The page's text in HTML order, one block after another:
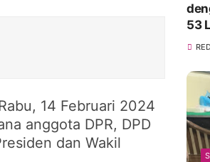
14 Februari 2024
anggota DPR, DPD
dan Wakil
53